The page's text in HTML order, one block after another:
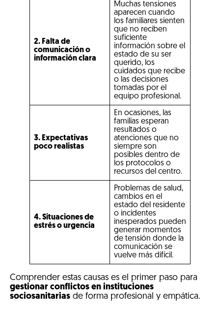
2. Falta de
comunicación o
información clara
Muchas tensiones
aparecen cuando
los familiares sienten
que no reciben
suficiente
información sobre el
estado de su ser
querido, los
cuidados que recibe
o las decisiones
tomadas por el
equipo profesional.
3. Expectativas
poco realistas
En ocasiones, las
familias esperan
resultados o
atenciones que no
siempre son
posibles dentro de
los protocolos o
recursos del centro.
4. Situaciones de
estrés o urgencia
Problemas de salud,
cambios en el
estado del residente
o incidentes
inesperados pueden
generar momentos
de tensión donde la
comunicación se
vuelve más difícil.
Comprender estas causas es el primer paso para
gestionar conflictos en instituciones
sociosanitarias de forma profesional y empática.